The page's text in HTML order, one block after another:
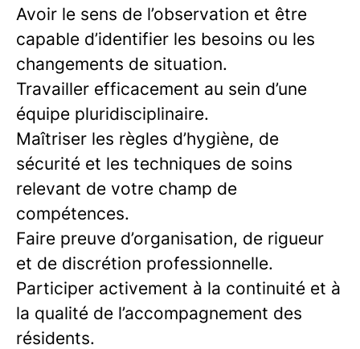
Avoir le sens de l’observation et être
capable d’identifier les besoins ou les
changements de situation.
Travailler efficacement au sein d’une
équipe pluridisciplinaire.
Maîtriser les règles d’hygiène, de
sécurité et les techniques de soins
relevant de votre champ de
compétences.
Faire preuve d’organisation, de rigueur
et de discrétion professionnelle.
Participer activement à la continuité et à
la qualité de l’accompagnement des
résidents.